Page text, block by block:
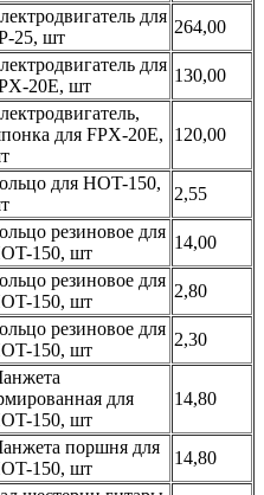
для
25, шт
264,00
для
20E, шт
130,00
для FPX-20E,
120,00
для HOT-150,
2,55
резиновое для
150, шт
14,00
резиновое для
150, шт
2,80
резиновое для
150, шт
2,30
для
150, шт
14,80
поршня для
150, шт
14,80